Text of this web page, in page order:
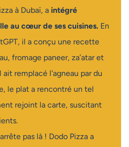
à Dubaï, a intégré
au cœur de ses cuisines. En
il a conçu une recette
fromage paneer, za’atar et
ait remplacé l'agneau par du
le plat a rencontré un tel
rejoint la carte, suscitant
pas là ! Dodo Pizza a